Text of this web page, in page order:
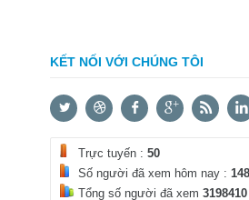
KẾT NỐI VỚI CHÚNG TÔI
Trực tuyến : 50
Số người đã xem hôm nay :
Tổng số người đã xem 3198410